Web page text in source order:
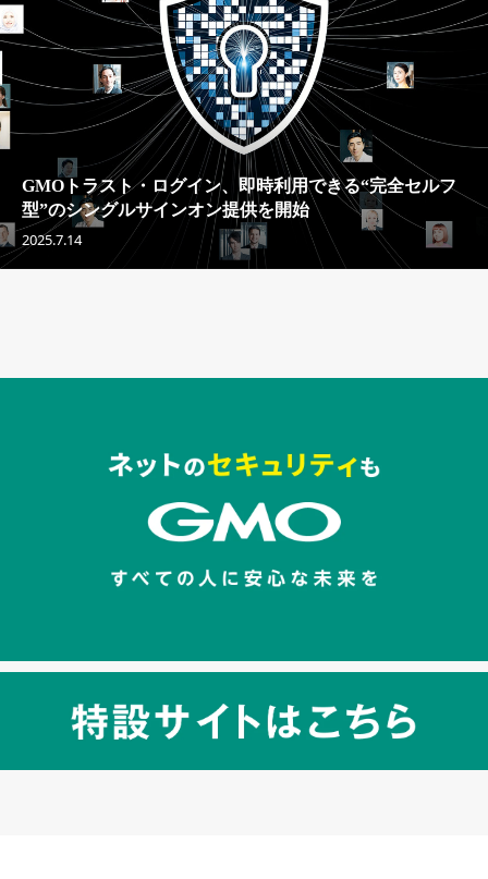
GMOトラスト・ログイン、即時利用できる“完全セルフ
型”のシングルサインオン提供を開始
2025.7.14
セキュリティキャンペーンでのバナー